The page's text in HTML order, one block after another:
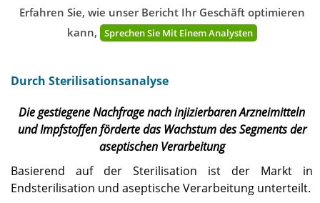
Erfahren Sie, wie unser Bericht Ihr Geschäft optimieren
kann,
Sprechen Sie Mit Einem Analysten
Durch Sterilisationsanalyse
Die gestiegene Nachfrage nach injizierbaren Arzneimitteln
und Impfstoffen förderte das Wachstum des Segments der
aseptischen Verarbeitung
Basierend auf der Sterilisation ist der Markt in
Endsterilisation und aseptische Verarbeitung unterteilt.